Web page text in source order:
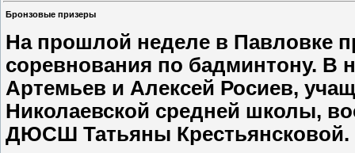
Бронзовые призеры
На прошлой неделе в Павловке
соревнования по бадминтону. В
Артемьев и Алексей Росиев,
Николаевской средней школы,
ДЮСШ Татьяны Крестьянсковой.